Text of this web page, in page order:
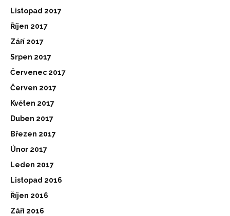
Listopad 2017
Říjen 2017
Září 2017
Srpen 2017
Červenec 2017
Červen 2017
Květen 2017
Duben 2017
Březen 2017
Únor 2017
Leden 2017
Listopad 2016
Říjen 2016
Září 2016